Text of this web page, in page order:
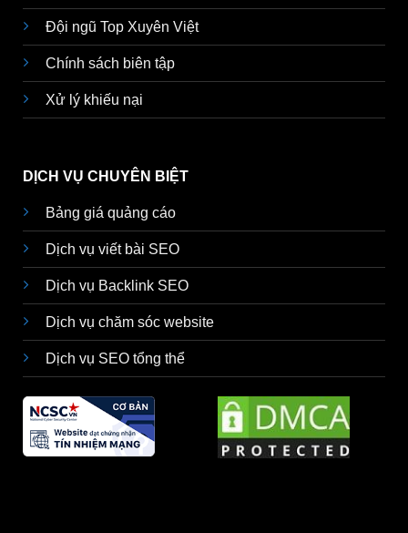
Đội ngũ Top Xuyên Việt
Chính sách biên tập
Xử lý khiếu nại
DỊCH VỤ CHUYÊN BIỆT
Bảng giá quảng cáo
Dịch vụ viết bài SEO
Dịch vụ Backlink SEO
Dịch vụ chăm sóc website
Dịch vụ SEO tổng thể